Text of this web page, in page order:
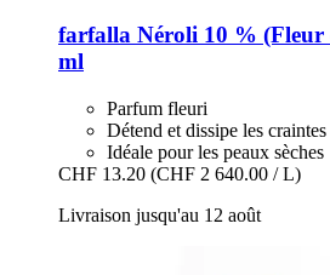
farfalla Néroli 10 % (Fleur
ml
Parfum fleuri
Détend et dissipe les craintes
Idéale pour les peaux sèches
CHF 13.20 (CHF 2 640.00 / L)
Livraison jusqu'au 12 août